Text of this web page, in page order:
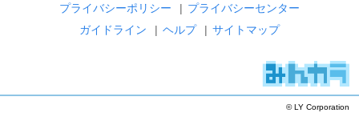
プライバシーポリシー
| プライバシーセンター
ガイドライン
| ヘルプ | サイトマップ
© LY Corporation